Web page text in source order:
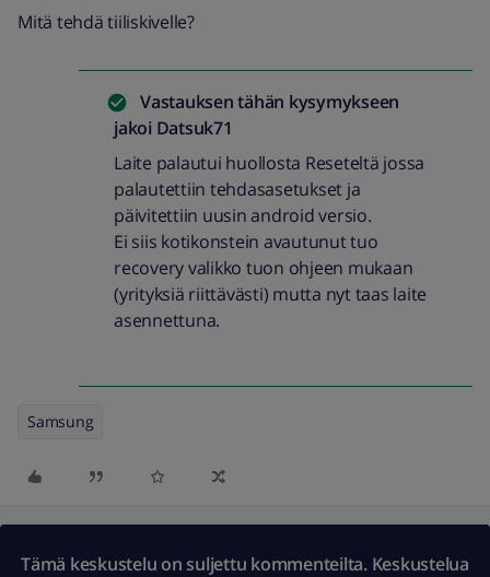
Mitä tehdä tiiliskivelle?
Vastauksen tähän kysymykseen
jakoi Datsuk71
Laite palautui huollosta Reseteltä jossa
palautettiin tehdasasetukset ja
päivitettiin uusin android versio.
Ei siis kotikonstein avautunut tuo
recovery valikko tuon ohjeen mukaan
(yrityksiä riittävästi) mutta nyt taas laite
asennettuna.
Samsung
Tämä keskustelu on suljettu kommenteilta. Keskustelua